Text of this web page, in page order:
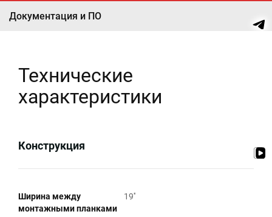
Документация и ПО
Технические
характеристики
Конструкция
Ширина между
монтажными планками
19''